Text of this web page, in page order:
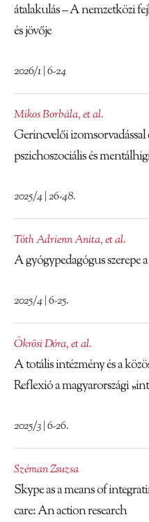
átalakulás – A nemzetközi
és jövője
2026/1 | 6-24
Mikos Borbála,et al.
Gerincvelői
pszichoszociális és
2025/4 | 26-48.
Tóth Adrienn Anita,et al.
A gyógypedagógus szerepe
2025/4 | 6-25.
Ökrösi Dóra,et al.
A totális intézmény és a
Reflexió a magyarországi
2025/3 | 6-26.
Széman Zsuzsa
Skype as a means of
care: An action research